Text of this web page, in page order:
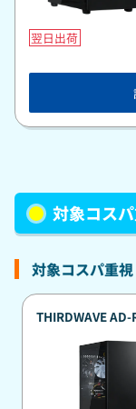
翌日出荷
対象コス
対象コスパ重
THIRDWAVE AD-
夏のポイント還元
デル 『Minecraft:
Bedrock Edition
PC Game Pass同